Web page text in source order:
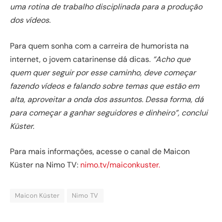
uma rotina de trabalho disciplinada para a produção
dos vídeos.
Para quem sonha com a carreira de humorista na
internet, o jovem catarinense dá dicas. “Acho que
quem quer seguir por esse caminho, deve começar
fazendo vídeos e falando sobre temas que estão em
alta, aproveitar a onda dos assuntos. Dessa forma, dá
para começar a ganhar seguidores e dinheiro”, conclui
Küster.
Para mais informações, acesse o canal de Maicon
Küster na Nimo TV: nimo.tv/maiconkuster.
Maicon Küster Nimo TV